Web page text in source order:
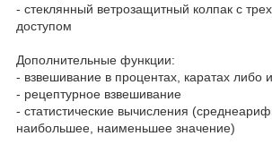
- стеклянный ветрозащитный колпак с
доступом
Дополнительные функции:
- взвешивание в процентах, каратах либо
- рецептурное взвешивание
- статистические вычисления
наибольшее, наименьшее значение)